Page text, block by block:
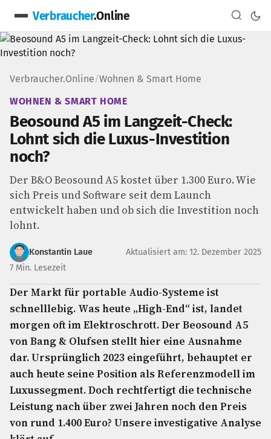
Verbraucher.Online
Verbraucher.Online/Wohnen & Smart Home
WOHNEN & SMART HOME
Beosound A5 im Langzeit-Check:
Lohnt sich die Luxus-Investition
noch?
Der B&O Beosound A5 kostet über 1.300 Euro. Wie
sich Preis und Software seit dem Launch
entwickelt haben und ob sich die Investition noch
lohnt.
Konstantin Laue
Aktualisiert am: 12. Dezember 2025
7 Min. Lesezeit
Der Markt für portable Audio-Systeme ist
schnelllebig. Was heute „High-End“ ist, landet
morgen oft im Elektroschrott. Der Beosound A5
von Bang & Olufsen stellt hier eine Ausnahme
dar. Ursprünglich 2023 eingeführt, behauptet er
auch heute seine Position als Referenzmodell im
Luxussegment. Doch rechtfertigt die technische
Leistung nach über zwei Jahren noch den Preis
von rund 1.400 Euro? Unsere investigative Analyse